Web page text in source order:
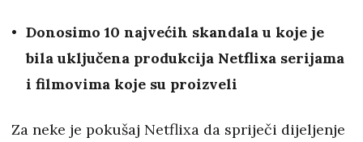
Donosimo 10 najvećih skandala u koje je
bila uključena produkcija Netflixa serijama
i filmovima koje su proizveli
Za neke je pokušaj Netflixa da spriječi dijeljenje